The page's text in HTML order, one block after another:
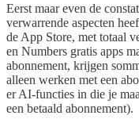
Eerst maar even de
verwarrende aspecten
de App Store, met totaal
en Numbers gratis apps
abonnement, krijgen
alleen werken met een
er AI-functies in die je
een betaald abonnement).